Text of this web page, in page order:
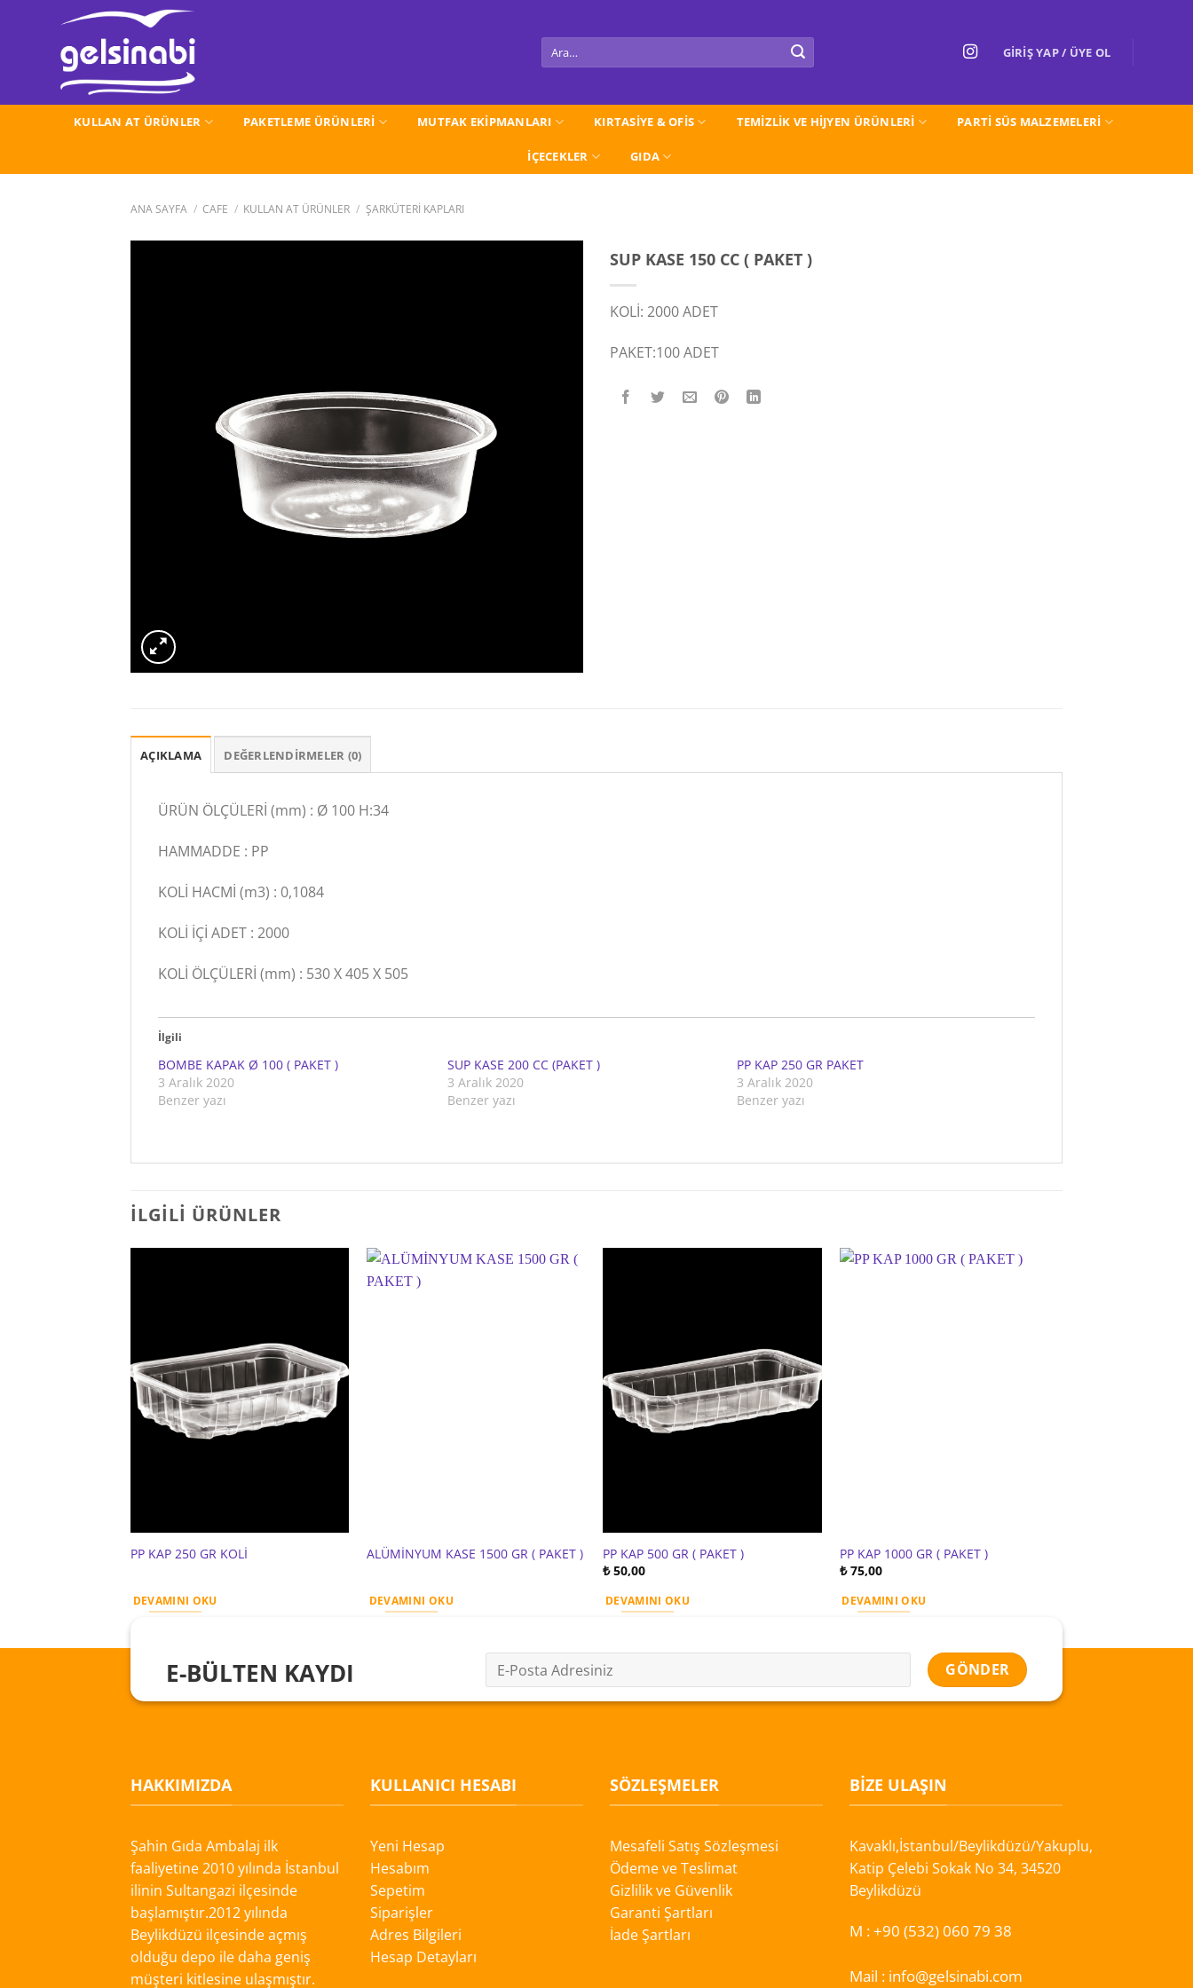
Ara: GIRIŞ YAP / ÜYE OL
KULLAN AT ÜRÜNLER PAKETLEME ÜRÜNLERİ MUTFAK EKİPMANLARI KIRTASİYE & OFİS TEMİZLİK VE HİJYEN ÜRÜNLERİ PARTI SÜS MALZEMELERİ
İÇECEKLER GIDA
ANA SAYFA / CAFE / KULLAN AT ÜRÜNLER / ŞARKÜTERİ KAPLARI
SUP KASE 150 CC ( PAKET )
KOLİ: 2000 ADET
PAKET:100 ADET
AÇIKLAMA DEĞERLENDIRMELER (0)
ÜRÜN ÖLÇÜLERİ (mm) : Ø 100 H:34
HAMMADDE : PP
KOLİ HACMİ (m3) : 0,1084
KOLİ İÇİ ADET : 2000
KOLİ ÖLÇÜLERİ (mm) : 530 X 405 X 505
İlgili
BOMBE KAPAK Ø 100 ( PAKET )
3 Aralık 2020
Benzer yazı
SUP KASE 200 CC (PAKET )
3 Aralık 2020
Benzer yazı
PP KAP 250 GR PAKET
3 Aralık 2020
Benzer yazı
İLGILI ÜRÜNLER
PP KAP 250 GR KOLİ
DEVAMINI OKU
ALÜMİNYUM KASE 1500 GR ( PAKET )
DEVAMINI OKU
PP KAP 500 GR ( PAKET )
₺50,00
DEVAMINI OKU
PP KAP 1000 GR ( PAKET )
₺75,00
DEVAMINI OKU
E-BÜLTEN KAYDI
HAKKIMIZDA
Şahin Gıda Ambalaj ilk
faaliyetine 2010 yılında İstanbul
ilinin Sultangazi ilçesinde
başlamıştır.2012 yılında
Beylikdüzü ilçesinde açmış
olduğu depo ile daha geniş
müşteri kitlesine ulaşmıştır.
KULLANICI HESABI
Yeni Hesap
Hesabım
Sepetim
Siparişler
Adres Bilgileri
Hesap Detayları
SÖZLEŞMELER
Mesafeli Satış Sözleşmesi
Ödeme ve Teslimat
Gizlilik ve Güvenlik
Garanti Şartları
İade Şartları
BIZE ULAŞIN
Kavaklı,İstanbul/Beylikdüzü/Yakuplu,
Katip Çelebi Sokak No 34, 34520
Beylikdüzü
M :+90 (532) 060 79 38
Mail : info@gelsinabi.com